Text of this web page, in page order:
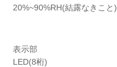
20%~90%RH(結露なきこと)
表示部
LED(8桁)